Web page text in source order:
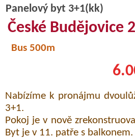
Panelový byt 3+1(kk)
České Budějovice 2
Bus 500m
Nabízíme k pronájmu
3+1.
Pokoj je v nově
Byt je v 11. patře s balkonem.